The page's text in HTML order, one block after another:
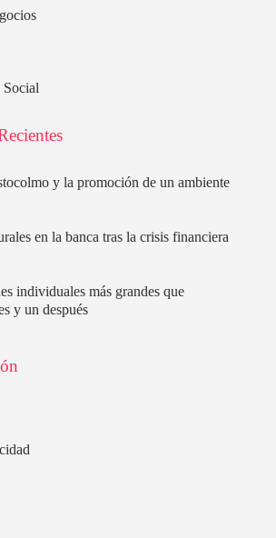
Social
y la promoción de un ambiente
en la banca tras la crisis financiera
individuales más grandes que
y un después